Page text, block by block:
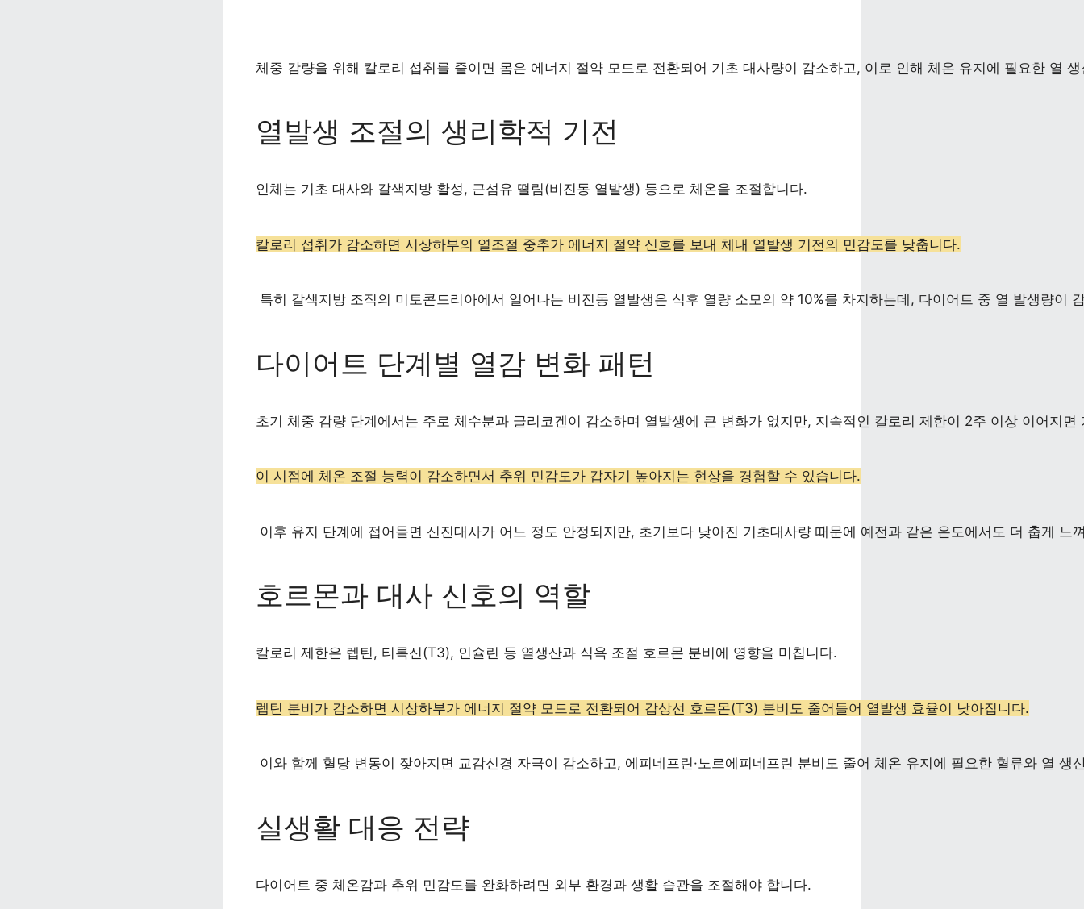
체중 감량을 위해 칼로리 섭취를 줄이면 몸은 에너지 절약 모드로 전환되어 기초 대사량이 감소하고, 이로 인해 체온 유지에 필요한
열발생 조절의 생리학적 기전
인체는 기초 대사와 갈색지방 활성, 근섬유 떨림(비진동 열발생) 등으로 체온을 조절합니다.
칼로리 섭취가 감소하면 시상하부의 열조절 중추가 에너지 절약 신호를 보내 체내 열발생 기전의 민감도를 낮춥니다.
특히 갈색지방 조직의 미토콘드리아에서 일어나는 비진동 열발생은 식후 열량 소모의 약 10%를 차지하는데, 다이어트 중 열 발생량
다이어트 단계별 열감 변화 패턴
초기 체중 감량 단계에서는 주로 체수분과 글리코겐이 감소하며 열발생에 큰 변화가 없지만, 지속적인 칼로리 제한이 2주 이상 이어지
이 시점에 체온 조절 능력이 감소하면서 추위 민감도가 갑자기 높아지는 현상을 경험할 수 있습니다.
이후 유지 단계에 접어들면 신진대사가 어느 정도 안정되지만, 초기보다 낮아진 기초대사량 때문에 예전과 같은 온도에서도 더 춥게
호르몬과 대사 신호의 역할
칼로리 제한은 렙틴, 티록신(T3), 인슐린 등 열생산과 식욕 조절 호르몬 분비에 영향을 미칩니다.
렙틴 분비가 감소하면 시상하부가 에너지 절약 모드로 전환되어 갑상선 호르몬(T3) 분비도 줄어들어 열발생 효율이 낮아집니다.
이와 함께 혈당 변동이 잦아지면 교감신경 자극이 감소하고, 에피네프린·노르에피네프린 분비도 줄어 체온 유지에 필요한 혈류와 열
실생활 대응 전략
다이어트 중 체온감과 추위 민감도를 완화하려면 외부 환경과 생활 습관을 조절해야 합니다.